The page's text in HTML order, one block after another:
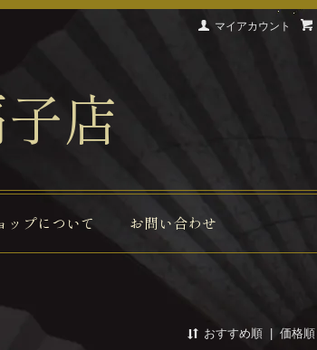
マイアカウント
店
ップについて お問い合わせ
おすすめ順 | 価格順